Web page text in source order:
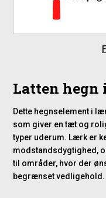
Latten hegn
Dette hegnselement i
som giver en tæt og
typer uderum. Lærk er
modstandsdygtighed,
til områder, hvor der
begrænset vedligehold.